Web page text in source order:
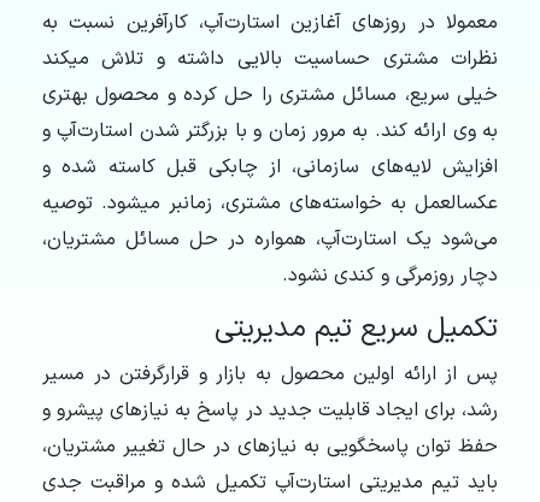
معمولا در روزهای آغازین استارت‌آپ، کارآفرین نسبت به
نظرات مشتری حساسیت بالایی داشته و تلاش می‏کند
خیلی سریع، مسائل مشتری را حل کرده و محصول بهتری
به وی ارائه کند. به مرور زمان و با بزرگ‏تر شدن استارت‌آپ و
افزایش لایه‏‌های سازمانی، از چابکی قبل کاسته شده و
عکس‏العمل به خواسته‏‌های مشتری، زمان‏بر می‏شود. توصیه
می‌‏شود یک استارت‌آپ، همواره در حل مسائل مشتریان،
دچار روزمرگی و کندی نشود.
تکمیل سریع تیم مدیریتی
پس از ارائه‏ اولین محصول به بازار و قرارگرفتن در مسیر
رشد، برای ایجاد قابلیت جدید در پاسخ به نیازهای پیش‏رو و
حفظ توان پاسخگویی به نیازهای در حال تغییر مشتریان،
باید تیم مدیریتی استارت‌آپ تکمیل شده و مراقبت جدی